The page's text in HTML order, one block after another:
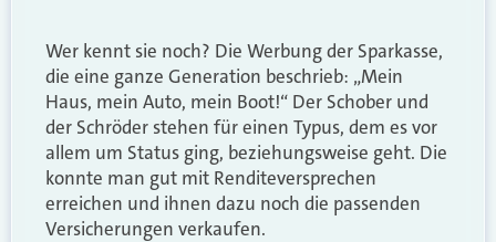
Wer kennt sie noch? Die Werbung der Sparkasse,
die eine ganze Generation beschrieb: „Mein
Haus, mein Auto, mein Boot!“ Der Schober und
der Schröder stehen für einen Typus, dem es vor
allem um Status ging, beziehungsweise geht. Die
konnte man gut mit Renditeversprechen
erreichen und ihnen dazu noch die passenden
Versicherungen verkaufen.